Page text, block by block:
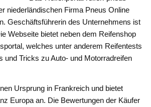
niederländischen Firma Pneus Online
Geschäftsführerin des Unternehmens ist
Webseite bietet neben dem Reifenshop
welches unter anderem Reifentests
und Tricks zu Auto- und Motorradreifen
Ursprung in Frankreich und bietet
Europa an. Die Bewertungen der Käufer